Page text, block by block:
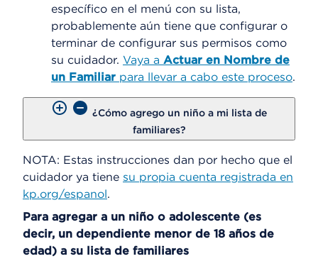
específico en el menú con su lista,
probablemente aún tiene que configurar o
terminar de configurar sus permisos como
su cuidador. Vaya a Actuar en Nombre de
un Familiar para llevar a cabo este proceso.
¿Cómo agrego un niño a mi lista de
familiares?
NOTA: Estas instrucciones dan por hecho que el
cuidador ya tiene su propia cuenta registrada en
kp.org/espanol.
Para agregar a un niño o adolescente (es
decir, un dependiente menor de 18 años de
edad) a su lista de familiares